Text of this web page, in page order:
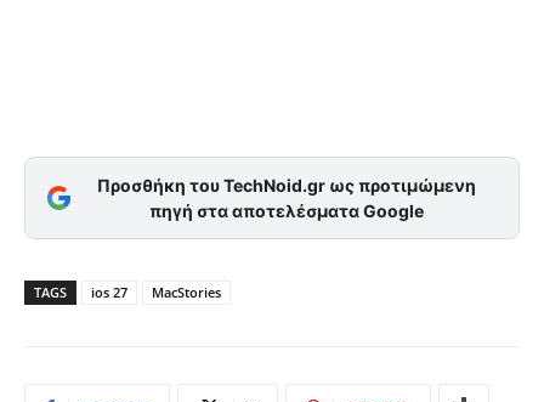
Προσθήκη του TechNoid.gr ως προτιμώμενη
πηγή στα αποτελέσματα Google
TAGS ios 27 MacStories